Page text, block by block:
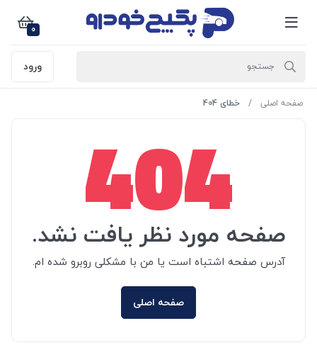
0
ورود
صفحه اصلی خطای 404
404
صفحه مورد نظر یافت نشد.
آدرس صفحه اشتباه است یا من با مشکلی روبرو شده ام.
صفحه اصلی